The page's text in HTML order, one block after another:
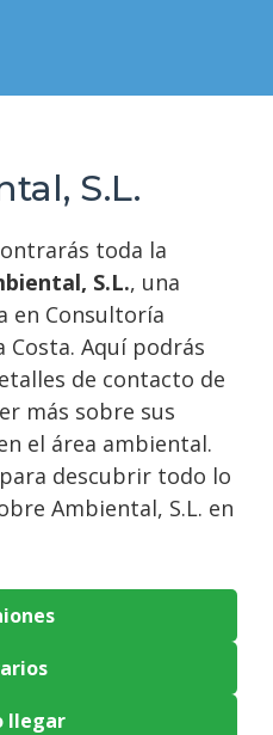
S.L.
toda la
S.L., una
en Consultoría
Aquí podrás
de contacto de
más sobre sus
el área ambiental.
descubrir todo lo
Ambiental, S.L. en
llegar